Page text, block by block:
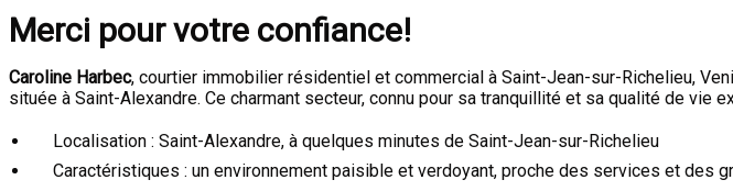
Merci pour votre confiance!
Caroline Harbec, courtier immobilier résidentiel et commercial à Saint-Jean-sur-Richelieu,
située à Saint-Alexandre. Ce charmant secteur, connu pour sa tranquillité et sa qualité de vie
Localisation : Saint-Alexandre, à quelques minutes de Saint-Jean-sur-Richelieu
Caractéristiques : un environnement paisible et verdoyant, proche des services et des